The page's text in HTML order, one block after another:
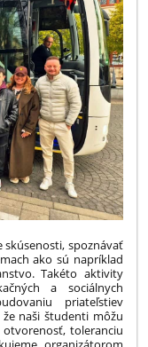
skúsenosti, spoznávať
ako sú napríklad
Takéto aktivity
a sociálnych
priateľstiev
naši študenti môžu
toleranciu